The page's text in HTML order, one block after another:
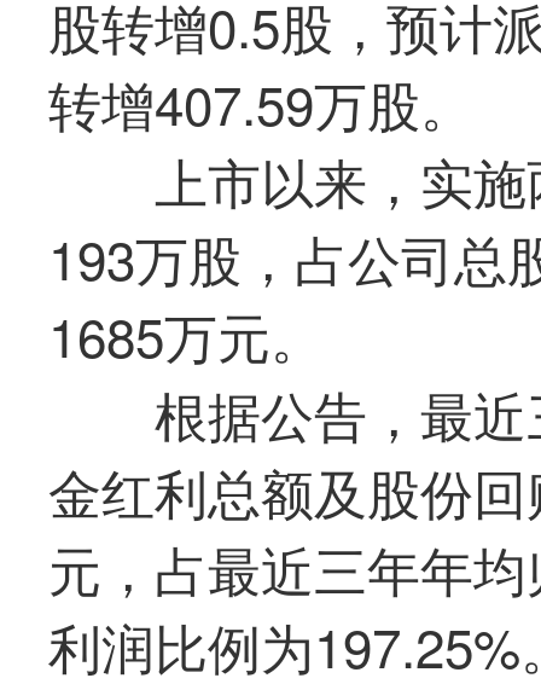
股转增0.5股，预计
转增407.59万股。
上市以来，实
193万股，占公司总
1685万元。
根据公告， 最
金红利总额及股份
元，占最近三年年
利润比例为197.25%